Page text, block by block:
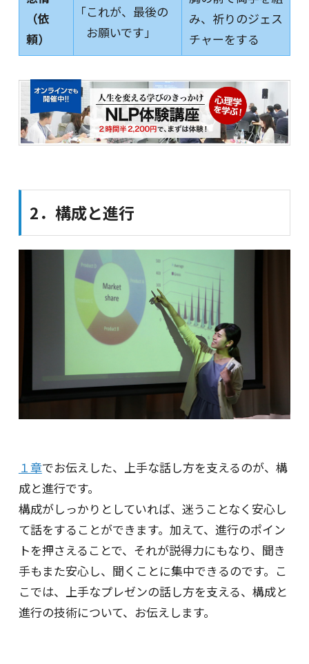
（依
頼）
「これが、最後の
お願いです」
み、祈りのジェス
チャーをする
2．構成と進行
１章でお伝えした、上手な話し方を支えるのが、構
成と進行です。
構成がしっかりとしていれば、迷うことなく安心し
て話をすることができます。加えて、進行のポイン
トを押さえることで、それが説得力にもなり、聞き
手もまた安心し、聞くことに集中できるのです。こ
こでは、上手なプレゼンの話し方を支える、構成と
進行の技術について、お伝えします。